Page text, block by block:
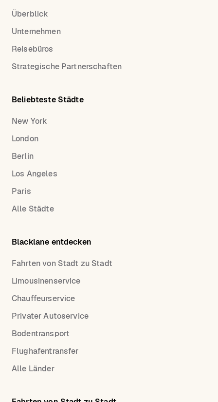
Überblick
Unternehmen
Reisebüros
Strategische Partnerschaften
Beliebteste Städte
New York
London
Berlin
Los Angeles
Paris
Alle Städte
Blacklane entdecken
Fahrten von Stadt zu Stadt
Limousinenservice
Chauffeurservice
Privater Autoservice
Bodentransport
Flughafentransfer
Alle Länder